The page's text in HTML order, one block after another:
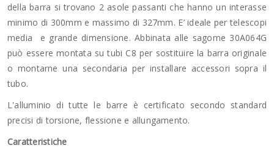
della barra si trovano 2 asole passanti che hanno un interasse
minimo di 300mm e massimo di 327mm. E’ ideale per telescopi
media e grande dimensione. Abbinata alle sagome 30A064G
può essere montata su tubi C8 per sostituire la barra originale
o montarne una secondaria per installare accessori sopra il
tubo.
L'alluminio di tutte le barre è certificato secondo standard
precisi di torsione, flessione e allungamento.
Caratteristiche